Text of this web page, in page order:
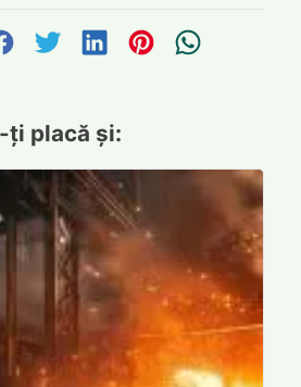
Distribuie pe Facebook
Distribuie pe
Distribuie pe
Distribuie
ți placă și: